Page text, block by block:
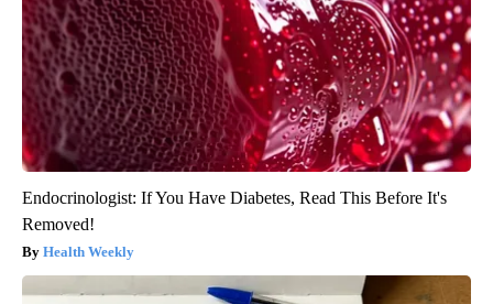
Endocrinologist: If You Have Diabetes, Read This Before It's
Removed!
Health Weekly